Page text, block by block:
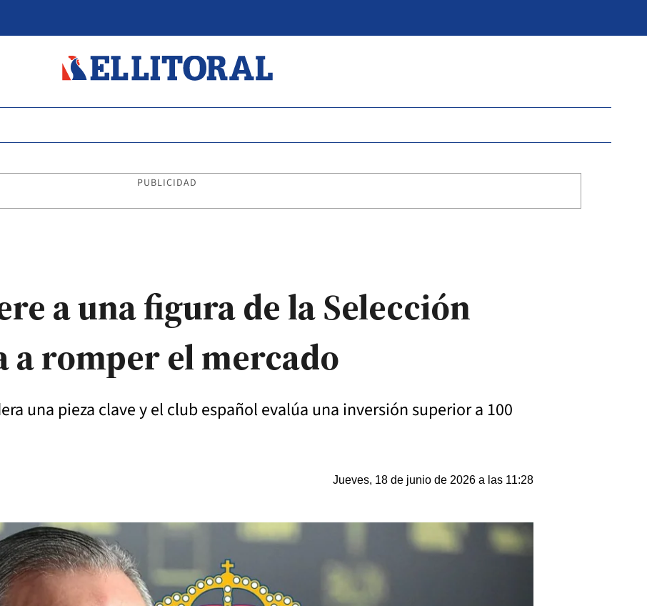
PUBLICIDAD
a una figura de la Selección
romper el mercado
una pieza clave y el club español evalúa una inversión superior a 100
Jueves, 18 de junio de 2026 a las 11:28